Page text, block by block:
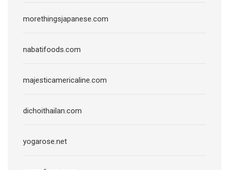
morethingsjapanese.com
nabatifoods.com
majesticamericaline.com
dichoithailan.com
yogarose.net